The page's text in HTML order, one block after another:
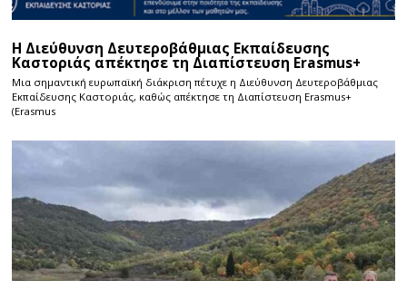
Η Διεύθυνση Δευτεροβάθμιας Εκπαίδευσης
Καστοριάς απέκτησε τη Διαπίστευση Erasmus+
Μια σημαντική ευρωπαϊκή διάκριση πέτυχε η Διεύθυνση Δευτεροβάθμιας
Εκπαίδευσης Καστοριάς, καθώς απέκτησε τη Διαπίστευση Erasmus+
(Erasmus